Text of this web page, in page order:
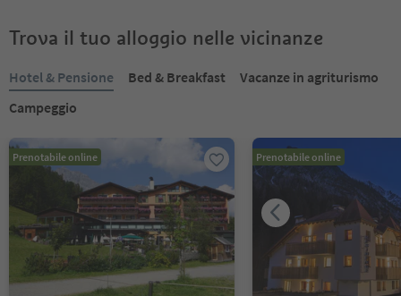
Trova il tuo alloggio nelle vicinanze
Hotel & Pensione Bed & Breakfast
Vacanze in agriturismo
Campeggio
Prenotabile online Prenotabile online